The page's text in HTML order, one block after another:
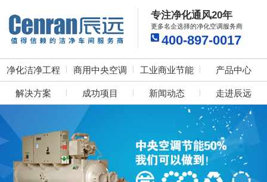
专注净化通风20年
更多名企选择的净化空调服务商
400-897-0017
净化洁净工程 商用中央空调 工业商业节能 产品中心
解决方案 成功项目 新闻动态 走进辰远